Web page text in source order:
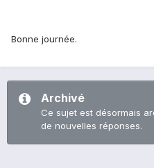
Bonne journée.
Archivé
Ce sujet est désormais
de nouvelles réponses.